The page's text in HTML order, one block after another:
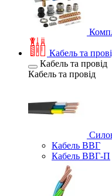
Кабель та
Кабель та провід
Кабель та провід
Кабель ВВГ
Кабель ВВГ-П